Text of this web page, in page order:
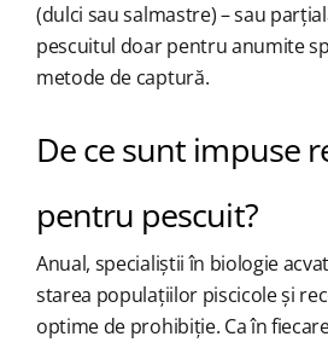
(dulci sau salmastre) – sau
pescuitul doar pentru anumite
metode de captură.
De ce sunt impuse
pentru pescuit?
Anual, specialiștii în biologie
starea populațiilor piscicole și
optime de prohibiție. Ca în